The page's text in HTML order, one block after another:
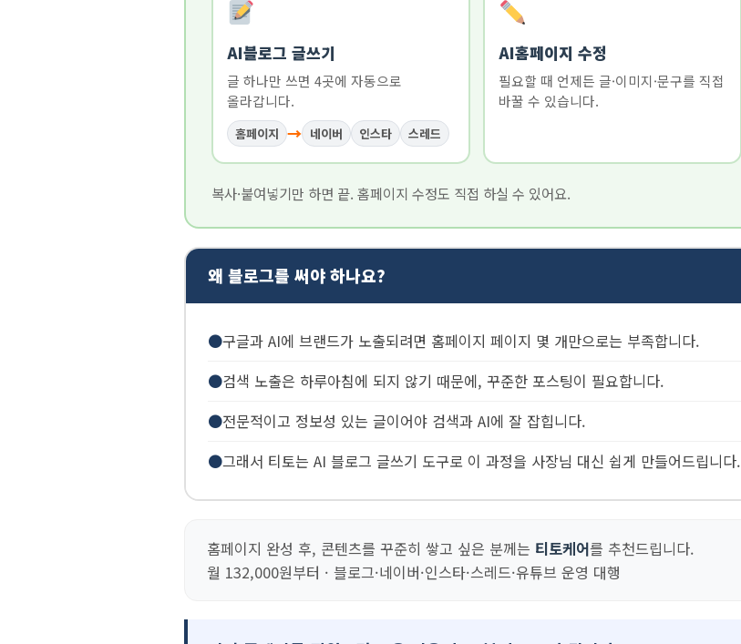
AI블로그 글쓰기
글 하나만 쓰면 4곳에 자동으로
올라갑니다.
홈페이지 → 네이버 인스타 스레드
AI홈페이지 수정
필요할 때 언제든 글·이미지·문구를 직접
바꿀 수 있습니다.
복사·붙여넣기만 하면 끝. 홈페이지 수정도 직접 하실 수 있어요.
왜 블로그를 써야 하나요?
●구글과 AI에 브랜드가 노출되려면 홈페이지 페이지 몇 개만으로는 부족합니다.
●검색 노출은 하루아침에 되지 않기 때문에, 꾸준한 포스팅이 필요합니다.
●전문적이고 정보성 있는 글이어야 검색과 AI에 잘 잡힙니다.
●그래서 티토는 AI 블로그 글쓰기 도구로 이 과정을 사장님 대신 쉽게 만들어드립니다.
홈페이지 완성 후, 콘텐츠를 꾸준히 쌓고 싶은 분께는 티토케어를 추천드립니다.
월 132,000원부터 · 블로그·네이버·인스타·스레드·유튜브 운영 대행